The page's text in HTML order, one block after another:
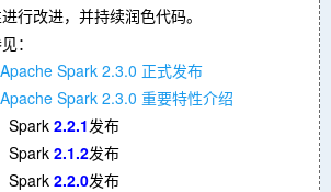
行改进，并持续润色代码。
：
Apache Spark 2.3.0 正式发布
Apache Spark 2.3.0 重要特性介绍
Spark 2.2.1发布
Spark 2.1.2发布
Spark 2.2.0发布